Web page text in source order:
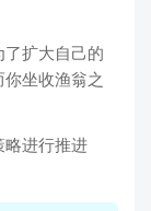
扩大自己的
坐收渔翁之
略进行推进